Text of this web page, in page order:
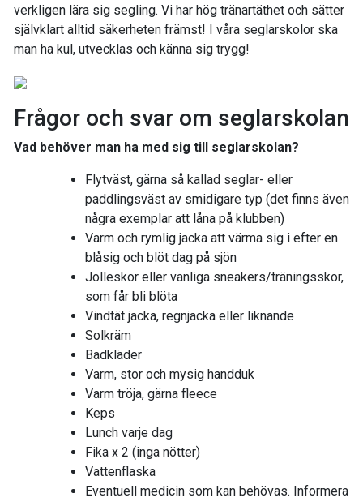
verkligen lära sig segling. Vi har hög tränartäthet och sätter
självklart alltid säkerheten främst! I våra seglarskolor ska
man ha kul, utvecklas och känna sig trygg!
Frågor och svar om seglarskolan
Vad behöver man ha med sig till seglarskolan?
Flytväst, gärna så kallad seglar- eller
paddlingsväst av smidigare typ (det finns även
några exemplar att låna på klubben)
Varm och rymlig jacka att värma sig i efter en
blåsig och blöt dag på sjön
Jolleskor eller vanliga sneakers/träningsskor,
som får bli blöta
Vindtät jacka, regnjacka eller liknande
Solkräm
Badkläder
Varm, stor och mysig handduk
Varm tröja, gärna fleece
Keps
Lunch varje dag
Fika x 2 (inga nötter)
Vattenflaska
Eventuell medicin som kan behövas. Informera